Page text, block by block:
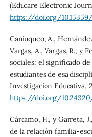
(Educare Electronic
https://doi.org/10.15359/
Caniuqueo, A.,
Vargas, A., Vargas, R., y
sociales: el significado
estudiantes de esa
Investigación Educativa,
https://doi.org/10.24320/
Cárcamo, H., y Garreta,
de la relación familia-